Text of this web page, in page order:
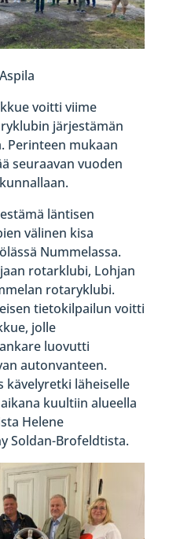
voitti viime
järjestämän
Perinteen mukaan
seuraavan vuoden
läntisen
välinen kisa
Nummelassa.
rotarklubi, Lohjan
rotaryklubi.
tietokilpailun voitti
jolle
luovutti
autonvanteen.
kävelyretki läheiselle
kuultiin alueella
Helene
Soldan-Brofeldtista.